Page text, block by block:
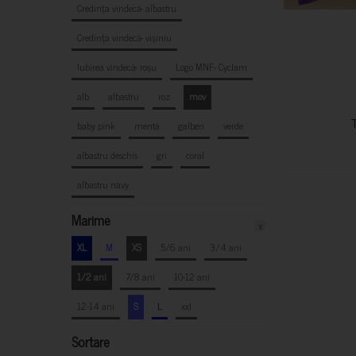
Credința vindecă- albastru
Credința vindecă- vișiniu
Iubirea vindecă- roșu
Logo MNF- Cyclam
alb
albastru roz
mov
baby pink
mentă galben
verde
albastru deschis
gri
coral
albastru navy
Marime
XL M XS 5/6 ani
3/4 ani
1/2 ani
7/8 ani
10-12 ani
12-14 ani
S L xxl
Sortare